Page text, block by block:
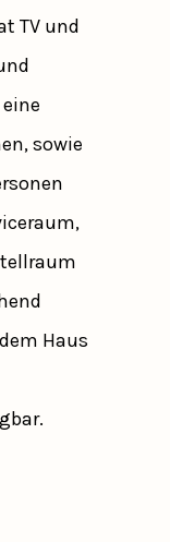
TV und
sowie
Haus